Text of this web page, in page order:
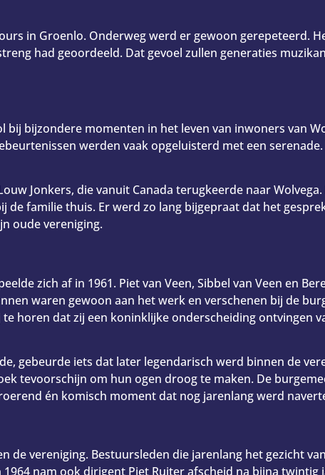
in Groenlo. Onderweg werd er gewoon gerepeteerd.
had geoordeeld. Dat gevoel zullen generaties
bijzondere momenten in het leven van inwoners van
werden vaak opgeluisterd met een
Jonkers, die vanuit Canada terugkeerde naar
de familie thuis. Er werd zo lang bijgepraat dat het
oude vereniging.
zich af in 1961. Piet van Veen, Sibbel van Veen en
waren gewoon aan het werk en verschenen bij de
horen dat zij een koninklijke onderscheiding ontvingen
gebeurde iets dat later legendarisch werd binnen de
tevoorschijn om hun ogen droog te maken. De
én komisch moment dat nog jarenlang werd
de vereniging. Bestuursleden die jarenlang het gezicht
nam ook dirigent Piet Ruiter afscheid na bijna